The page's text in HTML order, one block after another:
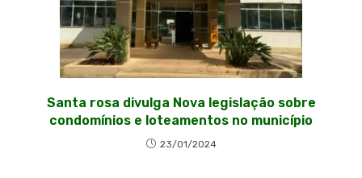
Santa rosa divulga Nova legislação sobre
condomínios e loteamentos no município
23/01/2024